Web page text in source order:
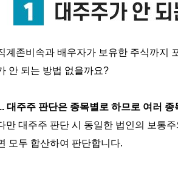
계존비속과 배우자가 보유한 주식까지
안 되는 방법 없을까요?
대주주 판단은 종목별로 하므로 여러 종
만 대주주 판단 시 동일한 법인의 보통
모두 합산하여 판단합니다.